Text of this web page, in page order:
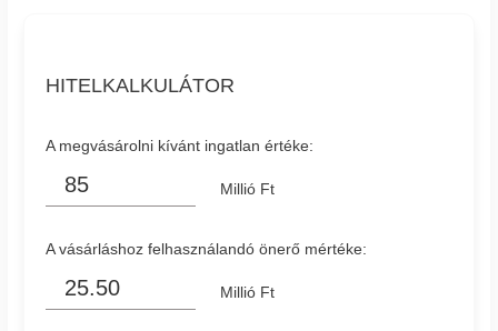
HITELKALKULÁTOR
A megvásárolni kívánt ingatlan értéke:
Millió Ft
A vásárláshoz felhasználandó önerő mértéke:
Millió Ft